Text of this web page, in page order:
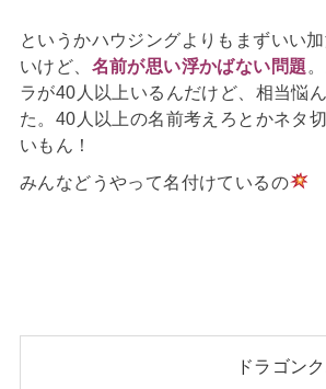
というかハウジングよりもまずいい
いけど、 名前が思い浮かばない問題
ラが40人以上いるんだけど、相当悩
た。40人以上の名前考えろとかネタ
いもん！
みんなどうやって名付けているの
ドラゴン